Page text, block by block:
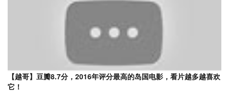
【越哥】豆瓣8.7分，2016年评分最高的岛国电影，看片越多越喜欢
它！